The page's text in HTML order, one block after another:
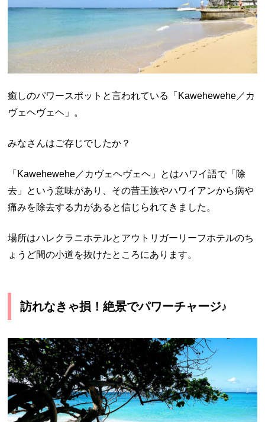
癒しのパワースポットと言われている「Kawehewehe／カ
ヴェヘヴェヘ」。
みなさんはご存じでしたか？
「Kawehewehe／カヴェヘヴェヘ」とはハワイ語で「除
去」という意味があり、その昔王族やハワイアンから病や
痛みを除去する力があると信じられてきました。
場所はハレクラニホテルとアウトリガーリーフホテルのち
ょうど間の小道を抜けたところにあります。
訪れなきゃ損！絶景でパワーチャージ♪